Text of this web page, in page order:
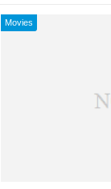
Movies